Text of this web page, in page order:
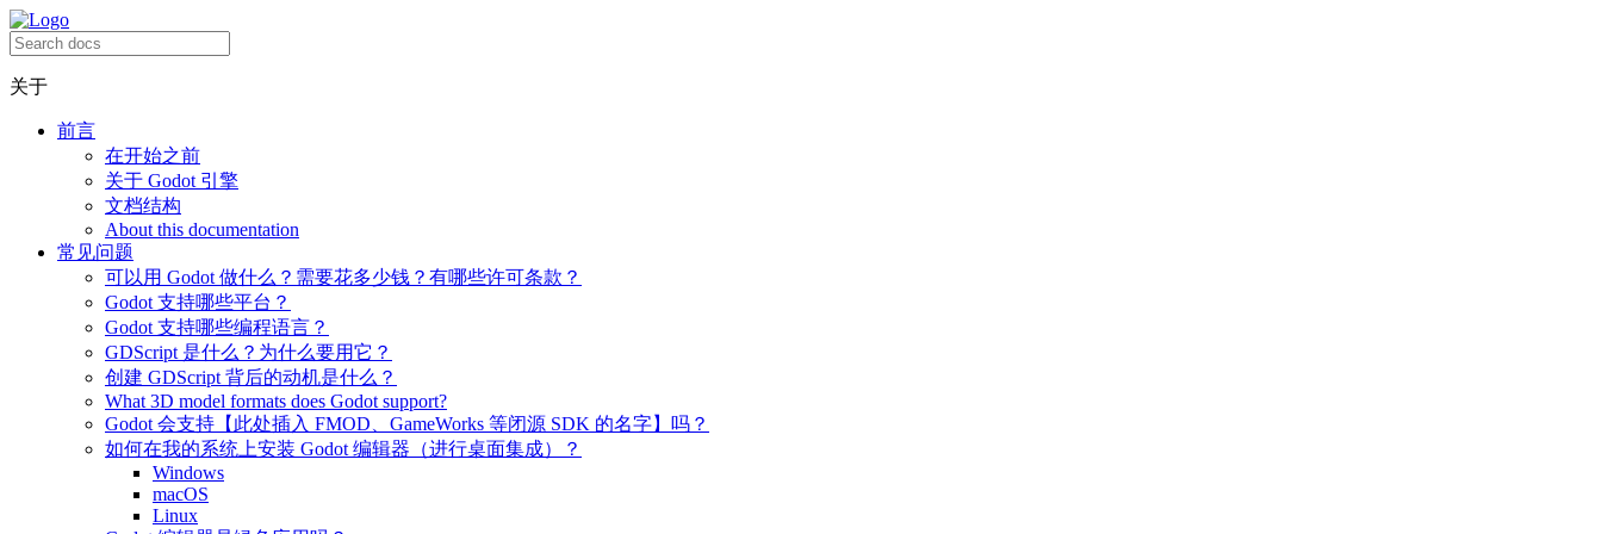
关于
前言
在开始之前
关于 Godot 引擎
文档结构
About this documentation
常见问题
可以用 Godot 做什么？需要花多少钱？有哪些许可条款？
Godot 支持哪些平台？
Godot 支持哪些编程语言？
GDScript 是什么？为什么要用它？
创建 GDScript 背后的动机是什么？
What 3D model formats does Godot support?
Godot 会支持【此处插入 FMOD、GameWorks 等闭源 SDK 的名字】吗？
如何在我的系统上安装 Godot 编辑器（进行桌面集成）？
Windows
macOS
Linux